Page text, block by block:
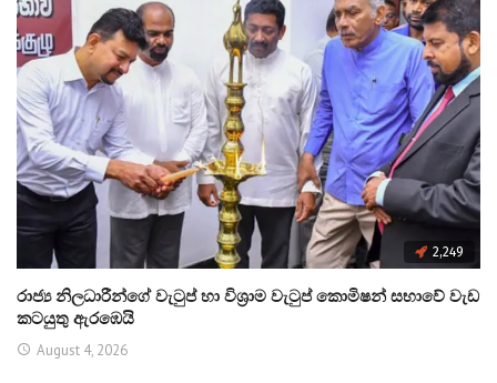
2,249
රාජ්‍ය නිලධාරීන්ගේ වැටුප් හා විශ්‍රාම වැටුප් කොමිෂන් සභාවේ වැඩ
කටයුතු ඇරඹෙයි
August 4, 2026